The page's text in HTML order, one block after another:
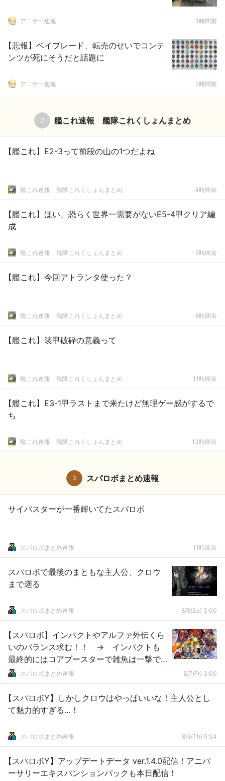
アニゲー速報 1時間前
【悲報】ベイブレード、転売のせいでコンテ
ンツが死にそうだと話題に
アニゲー速報 2時間前
2 艦これ速報 艦隊これくしょんまとめ
【艦これ】E2-3って前段の山の1つだよね
艦これ速報 艦隊これくしょんまとめ 4時間前
【艦これ】ほい、恐らく世界一需要がないE5-4甲クリア編
成
艦これ速報 艦隊これくしょんまとめ 5時間前
【艦これ】今回アトランタ使った？
艦これ速報 艦隊これくしょんまとめ 8時間前
【艦これ】装甲破砕の意義って
艦これ速報 艦隊これくしょんまとめ 11時間前
【艦これ】E3-1甲ラストまで来たけど無理ゲー感がするで
ち
艦これ速報 艦隊これくしょんまとめ 13時間前
3 スパロボまとめ速報
サイバスターが一番輝いてたスパロボ
スパロボまとめ速報 11時間前
スパロボで最後のまともな主人公、クロウ
まで遡る
スパロボまとめ速報 8/8(Sa) 3:00
【スパロボ】インパクトやアルファ外伝くら
いのバランス求む！！ → インパクトも
最終的にはコアブースターで雑魚は一撃で
倒せてたけどね
スパロボまとめ速報 8/7(Fr) 3:00
【スパロボY】しかしクロウはやっぱいいな！主人公とし
て魅力的すぎる…！
スパロボまとめ速報 8/6(Th) 5:34
【スパロボY】アップデートデータ ver.1.4.0配信！アニバ
ーサリーエキスパンションパックも本日配信！